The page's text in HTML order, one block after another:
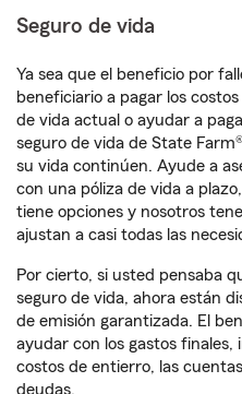
Seguro de vida
Ya sea que el beneficio por
beneficiario a pagar los
de vida actual o ayudar a
seguro de vida de State
su vida continúen. Ayude a
con una póliza de vida a
tiene opciones y nosotros
ajustan a casi todas las
Por cierto, si usted pensaba
seguro de vida, ahora están
de emisión garantizada. El
ayudar con los gastos finales,
costos de entierro, las
deudas.